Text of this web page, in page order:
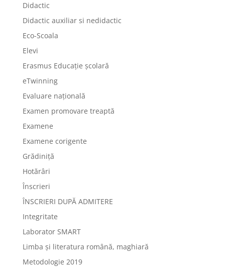
Didactic
Didactic auxiliar si nedidactic
Eco-Scoala
Elevi
Erasmus Educație școlară
eTwinning
Evaluare națională
Examen promovare treaptă
Examene
Examene corigente
Grădiniță
Hotărâri
Înscrieri
ÎNSCRIERI DUPĂ ADMITERE
Integritate
Laborator SMART
Limba şi literatura română, maghiară
Metodologie 2019